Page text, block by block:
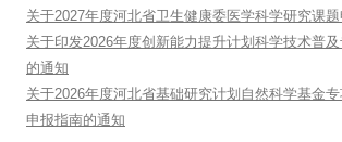
关于2027年度河北省卫生健康委医学科学研究课
关于印发2026年度创新能力提升计划科学技术普
的通知
关于2026年度河北省基础研究计划自然科学基金专
申报指南的通知